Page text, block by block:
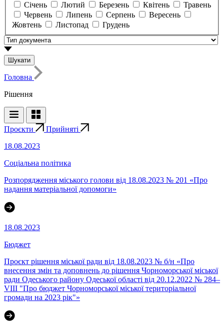
Січень
Лютий Березень Квітень
Травень
Червень
Липень Серпень
Вересень
Жовтень
Листопад Грудень
Шукати
Головна
Рішення
Проєкти
Прийняті
18.08.2023
Соціальна політика
Розпорядження міського голови від 18.08.2023 № 201 «Про
надання матеріальної допомоги»
18.08.2023
Бюджет
Проєкт рішення міської ради від 18.08.2023 № б/н «Про
внесення змін та доповнень до рішення Чорноморської міської
ради Одеського району Одеської області від 20.12.2022 № 284–
VІII "Про бюджет Чорноморської міської територіальної
громади на 2023 рік"»